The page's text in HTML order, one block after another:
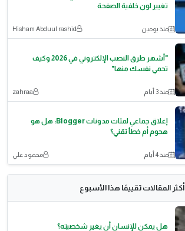
تغيير لون خلفية الصفحة
منذ يومين Hisham Abduul rashid
"أشهر طرق النصب الإلكتروني في 2026 وكيف
تحمي نفسك منها"
منذ 3 أيام zahraa
إغلاق جماعي لمئات مدونات Blogger: هل هو
هجوم أم خطأ تقني؟
منذ 4 أيام محمود علي
أكثر المقالات تقييمًا هذا الأسبوع
هل يمكن للإنسان أن يغير شخصيته؟